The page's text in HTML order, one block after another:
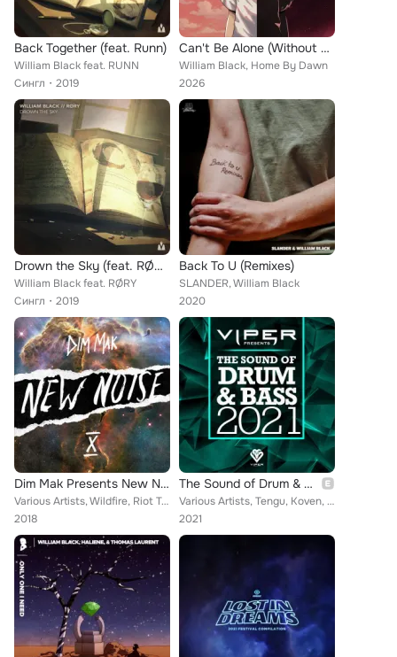
Back Together (feat. Runn)
William Black feat. RUNN
Сингл
2019
Can't Be Alone (Without You) (feat. Rosie Darling) (Home By Dawn Remix)
William Black, Home By Dawn
2026
Drown the Sky (feat. RØRY)
William Black feat. RØRY
Сингл
2019
Back To U (Remixes)
SLANDER, William Black
2020
Dim Mak Presents New Noise, Vol. 10
Various Artists, Wildfire, Riot Ten, MadFool, Velvo, NIGHTOWLS, Zookeepers, The Arcturians, Adam Pearce, Pierce, Spaces, I.Y.F.F...
2018
The Sound of Drum & Bass 2021 (Viper Presents)
Various Artists, Tengu, Koven, Jack Mirror, Lee Mvtthews, The Voss, SØL, Bugwell, Dossa & Locuzzed, Giganti, SLANDER, Ekko & Sid...
2021